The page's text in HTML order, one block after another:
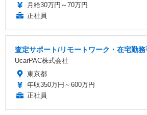
月給30万円～70万円
正社員
査定サポート/リモートワーク・在宅勤
UcarPAC株式会社
東京都
年収350万円～600万円
正社員